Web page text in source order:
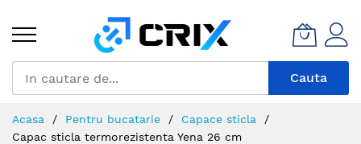
Continut
Cauta
Acasa Pentru bucatarie
Capace sticla
Capac sticla termorezistenta Yena 26 cm